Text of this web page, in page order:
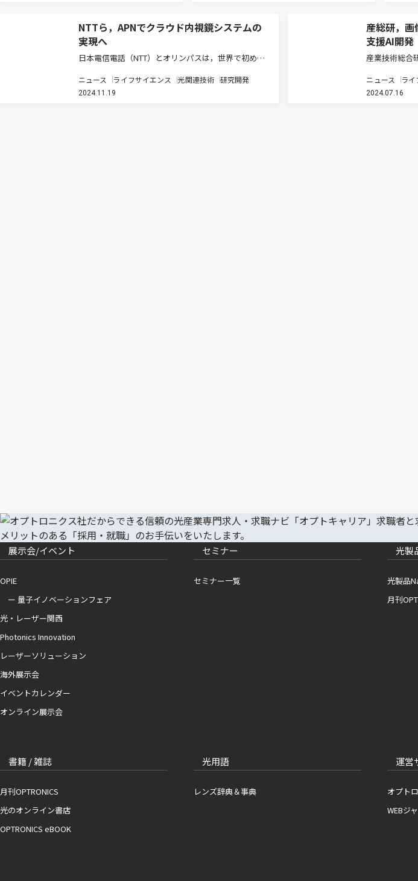
NTTら，APNでクラウド内視鏡システムの
実現へ
日本電信電話（NTT）とオリンパスは，世界で初めて
ド内視鏡システムをIOWN APNを用いて構成し，今年3
月からの実証実験にて，APNがクラウド内視鏡システ
ニュース ライフサイエンス 光関連技術 研究開発
2024.11.19
産総研，
支援AI開発
産業技術総合
る膀胱内視鏡
ス）。 現在，
ニュース ライ
2024.07.16
展示会/イベント
OPIE
ー 量子イノベーションフェア
光・レーザー関西
Photonics Innovation
レーザーソリューション
海外展示会
イベントカレンダー
オンライン展示会
セミナー
セミナー一覧
光製
光製品
月刊
書籍 / 雑誌
月刊OPTRONICS
光のオンライン書店
OPTRONICS eBOOK
光用語
レンズ辞典＆事典
運営
オプト
WEBジ